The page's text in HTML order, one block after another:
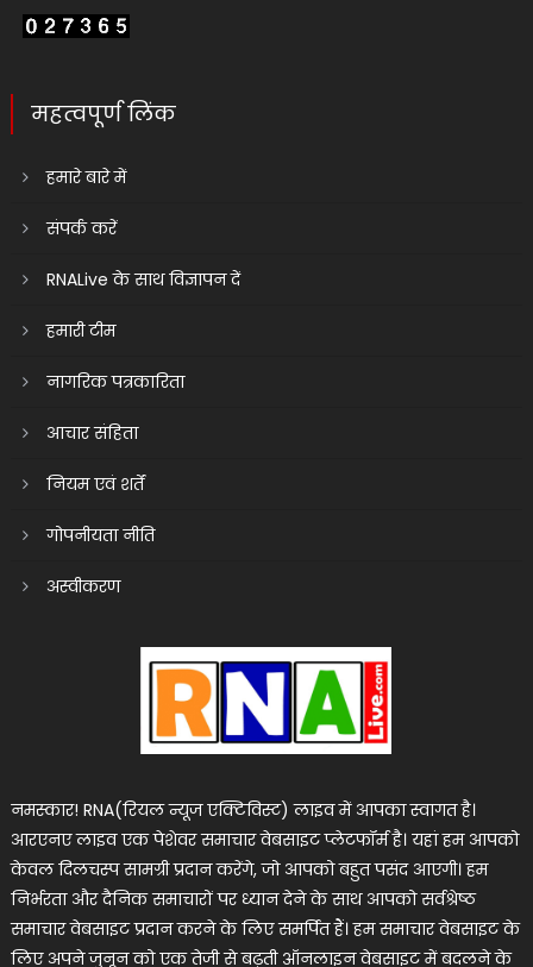
महत्वपूर्ण लिंक
हमारे बारे में
संपर्क करें
RNALive के साथ विज्ञापन दें
हमारी टीम
नागरिक पत्रकारिता
आचार संहिता
नियम एवं शर्तें
गोपनीयता नीति
अस्वीकरण
नमस्कार! RNA(रियल न्यूज एक्टिविस्ट) लाइव में आपका स्वागत है।
आरएनए लाइव एक पेशेवर समाचार वेबसाइट प्लेटफॉर्म है। यहां हम आपको
केवल दिलचस्प सामग्री प्रदान करेंगे, जो आपको बहुत पसंद आएगी। हम
निर्भरता और दैनिक समाचारों पर ध्यान देने के साथ आपको सर्वश्रेष्ठ
समाचार वेबसाइट प्रदान करने के लिए समर्पित हैं। हम समाचार वेबसाइट के
लिए अपने जुनून को एक तेजी से बढ़ती ऑनलाइन वेबसाइट में बदलने के